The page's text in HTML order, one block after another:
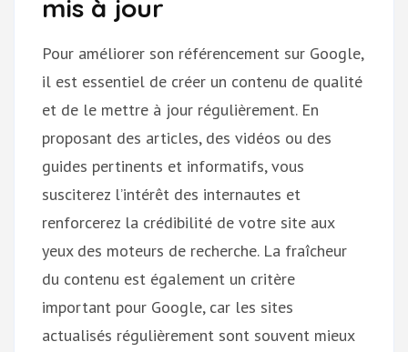
mis à jour
Pour améliorer son référencement sur Google,
il est essentiel de créer un contenu de qualité
et de le mettre à jour régulièrement. En
proposant des articles, des vidéos ou des
guides pertinents et informatifs, vous
susciterez l’intérêt des internautes et
renforcerez la crédibilité de votre site aux
yeux des moteurs de recherche. La fraîcheur
du contenu est également un critère
important pour Google, car les sites
actualisés régulièrement sont souvent mieux